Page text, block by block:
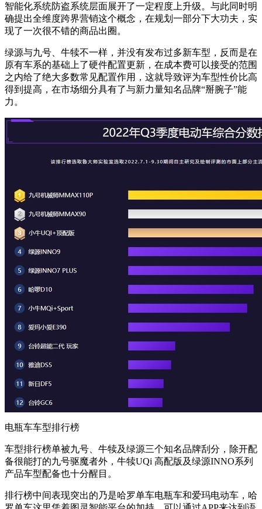
智能化系统防盗系统层面展开了一定程度上升级。与此同时明
确提出全维度跨界营销这个概念，在规划一部分下大功夫，实
现了一次很不错的商品出圈。
绿源与九号、牛犊不一样，并没有发布过多新车型，反而是在
原有车系的基础上了硬件配置更新，在成本费可以接受的范围
之内给了绝大多数常见配置作用，这就导致评为车型性价比高
得到提高，在市场细分具有了与新力量知名品牌“掰腕子”能
力。
电瓶车车型排行榜
车型排行榜单被九号、牛犊及绿源三个知名品牌刮分，除开配
备很能打的九号驱魔者外，牛犊UQi 高配版及绿源INNO系列
产品车型配备也十分醒目。
排行榜中间表现突出的乃是哈罗单车电瓶车和爱玛电动车，哈